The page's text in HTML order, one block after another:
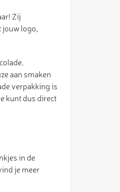
Zij
jouw logo,
aan smaken
verpakking is
kunt dus direct
in de
je meer